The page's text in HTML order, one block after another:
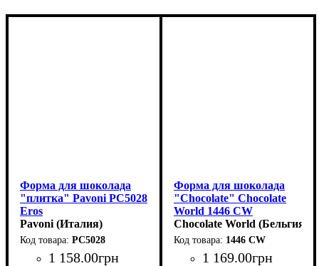
Форма для шоколада
"плитка" Pavoni PC5028
Eros
(154x77мм,h11мм,100гр)
Pavoni (Италия)
PC5028
1 158.00грн
Форма для шоколада
"Chocolate" Chocolate
World 1446 CW
(41x30x4мм,5гр)
Chocolate World (Бельгия)
1446 CW
1 169.00грн